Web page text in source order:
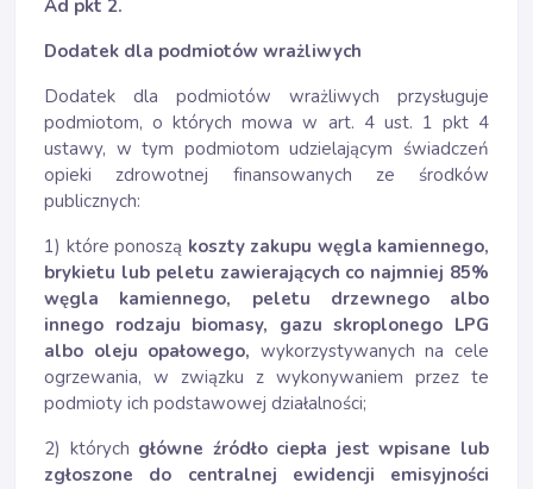
Ad pkt 2.
Dodatek dla podmiotów wrażliwych
Dodatek dla podmiotów wrażliwych przysługuje
podmiotom, o których mowa w art. 4 ust. 1 pkt 4
ustawy, w tym podmiotom udzielającym świadczeń
opieki zdrowotnej finansowanych ze środków
publicznych:
1) które ponoszą koszty zakupu węgla kamiennego,
brykietu lub peletu zawierających co najmniej 85%
węgla kamiennego, peletu drzewnego albo
innego rodzaju biomasy, gazu skroplonego LPG
albo oleju opałowego, wykorzystywanych na cele
ogrzewania, w związku z wykonywaniem przez te
podmioty ich podstawowej działalności;
2) których główne źródło ciepła jest wpisane lub
zgłoszone do centralnej ewidencji emisyjności